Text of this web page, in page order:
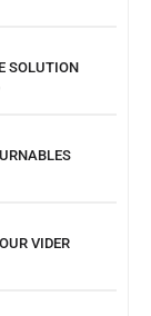
SOLUTION
VIDER